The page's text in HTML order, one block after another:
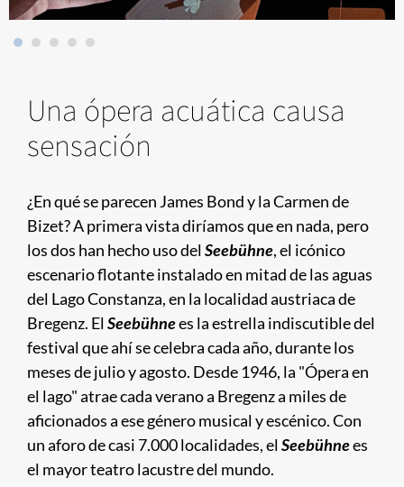
Una ópera acuática causa
sensación
¿En qué se parecen James Bond y la Carmen de
Bizet? A primera vista diríamos que en nada, pero
los dos han hecho uso delSeebühne, el icónico
escenario flotante instalado en mitad de las aguas
del Lago Constanza, en la localidad austriaca de
Bregenz. ElSeebühnees la estrella indiscutible del
festival que ahí se celebra cada año, durante los
meses de julio y agosto. Desde 1946, la "Ópera en
el lago" atrae cada verano a Bregenz a miles de
aficionados a ese género musical y escénico. Con
un aforo de casi 7.000 localidades, elSeebühnees
el mayor teatro lacustre del mundo.